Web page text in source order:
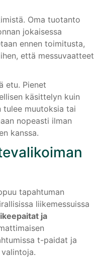
Oma tuotanto
jokaisessa
ennen toimitusta,
että messuvaatteet
etu. Pienet
käsittelyn kuin
tulee muutoksia tai
nopeasti ilman
kanssa.
tapahtuman
liikemessuissa
ja
t-paidat ja